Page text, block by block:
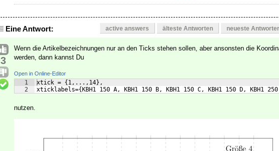
Eine Antwort: active answers älteste Antworten neueste
3
Wenn die Artikelbezeichnungen nur an den Ticks stehen sollen, aber ansonsten die
werden, dann kannst Du
Open in Online-Editor
1
2
xtick = {1,...,14},
xticklabels={KBH1 150 A, KBH1 150 B, KBH1 150 C, KBH1 150 D, KBH1
nutzen.